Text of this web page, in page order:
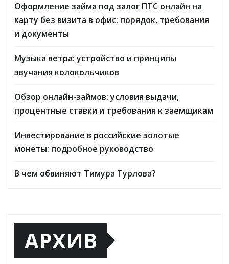
Оформление займа под залог ПТС онлайн на
карту без визита в офис: порядок, требования
и документы
Музыка ветра: устройство и принципы
звучания колокольчиков
Обзор онлайн-займов: условия выдачи,
процентные ставки и требования к заемщикам
Инвестирование в российские золотые
монеты: подробное руководство
В чем обвиняют Тимура Турлова?
АРХИВ